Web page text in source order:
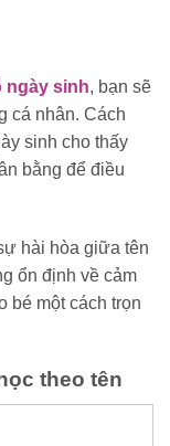
ngày sinh, bạn sẽ
cá nhân. Cách
sinh cho thấy
bằng để điều
hài hòa giữa tên
ổn định về cảm
bé một cách trọn
theo tên